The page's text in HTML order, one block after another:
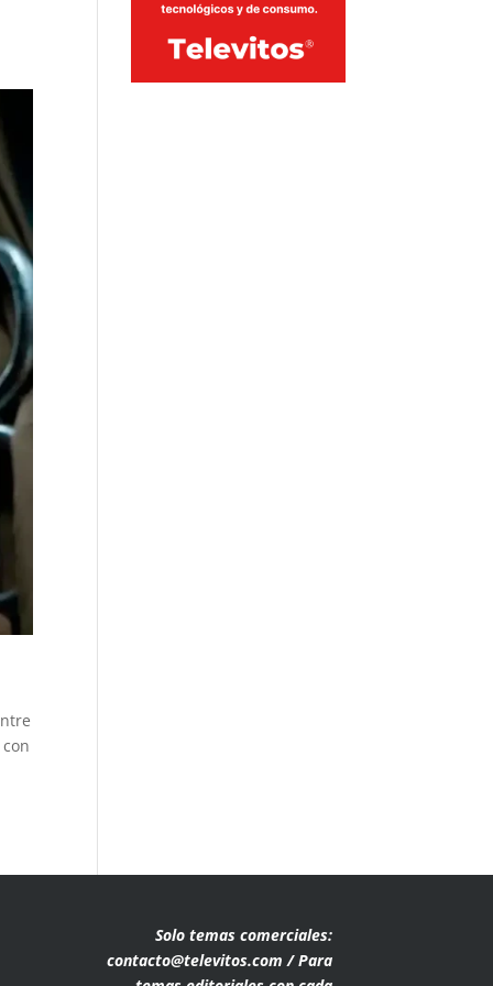
Solo temas comerciales:
contacto@televitos.com / Para